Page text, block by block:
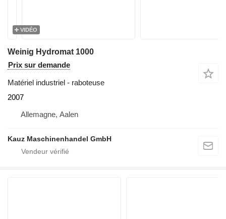
VIDÉO
Weinig Hydromat 1000
Prix sur demande
Matériel industriel - raboteuse
2007
Allemagne, Aalen
Kauz Maschinenhandel GmbH